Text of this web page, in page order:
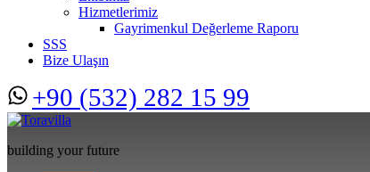
Hizmetlerimiz
Gayrimenkul Değerleme Raporu
SSS
Bize Ulaşın
+90 (532) 282 15 99
building your future